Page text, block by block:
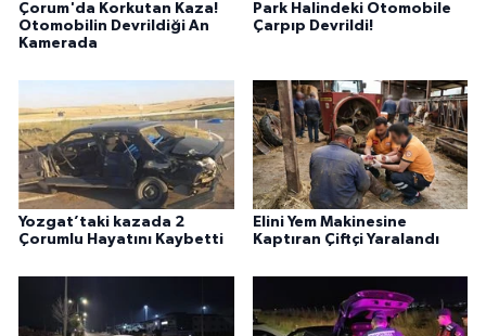
Çorum'da Korkutan Kaza!
Otomobilin Devrildiği An
Kamerada
Park Halindeki Otomobile
Çarpıp Devrildi!
Yozgat’taki kazada 2
Çorumlu Hayatını Kaybetti
Elini Yem Makinesine
Kaptıran Çiftçi Yaralandı